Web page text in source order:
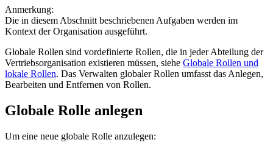
Anmerkung:
Die in diesem Abschnitt beschriebenen Aufgaben werden im
Kontext der Organisation ausgeführt.
Globale Rollen sind vordefinierte Rollen, die in jeder Abteilung der
Vertriebsorganisation existieren müssen, siehe Globale Rollen und
lokale Rollen. Das Verwalten globaler Rollen umfasst das Anlegen,
Bearbeiten und Entfernen von Rollen.
Globale Rolle anlegen
Um eine neue globale Rolle anzulegen: